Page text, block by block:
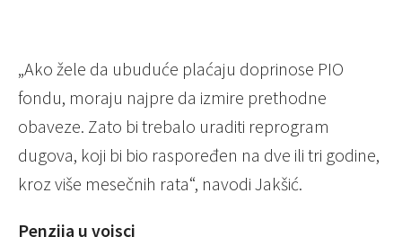
„Ako žele da ubuduće plaćaju doprinose PIO
fondu, moraju najpre da izmire prethodne
obaveze. Zato bi trebalo uraditi reprogram
dugova, koji bi bio raspoređen na dve ili tri godine,
kroz više mesečnih rata“, navodi Jakšić.
Penzija u vojsci